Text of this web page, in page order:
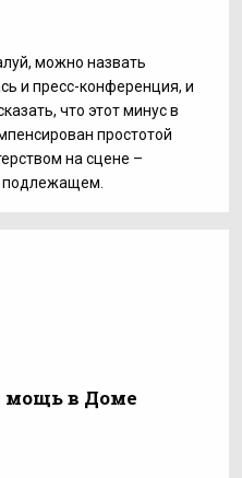
можно назвать
и пресс-конференция, и
что этот минус в
простотой
на сцене –
подлежащем.
мощь в Доме